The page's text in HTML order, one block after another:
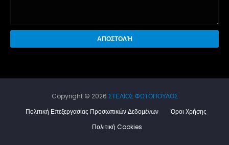
Copyright © 2026 ΣΤΕΛΙΟΣ ΦΩΤΟΠΟΥΛΟΣ
Πολιτική Επεξεργασίας Προσωπικών Δεδομένων
Όροι Xρήσης
Πολιτική Cookies